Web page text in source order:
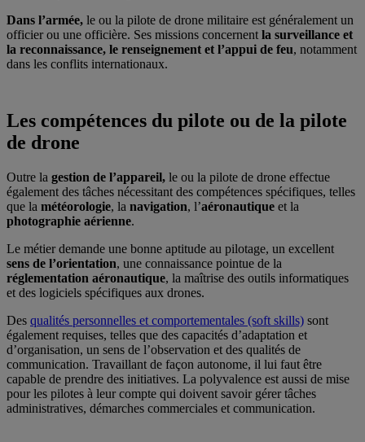
Dans l’armée, le ou la pilote de drone militaire est généralement un
officier ou une officière. Ses missions concernent la surveillance et
la reconnaissance, le renseignement et l’appui de feu, notamment
dans les conflits internationaux.
Les compétences du pilote ou de la pilote
de drone
Outre la gestion de l’appareil, le ou la pilote de drone effectue
également des tâches nécessitant des compétences spécifiques, telles
que la météorologie, la navigation, l’aéronautique et la
photographie aérienne.
Le métier demande une bonne aptitude au pilotage, un excellent
sens de l’orientation, une connaissance pointue de la
réglementation aéronautique, la maîtrise des outils informatiques
et des logiciels spécifiques aux drones.
Des qualités personnelles et comportementales (soft skills) sont
également requises, telles que des capacités d’adaptation et
d’organisation, un sens de l’observation et des qualités de
communication. Travaillant de façon autonome, il lui faut être
capable de prendre des initiatives. La polyvalence est aussi de mise
pour les pilotes à leur compte qui doivent savoir gérer tâches
administratives, démarches commerciales et communication.